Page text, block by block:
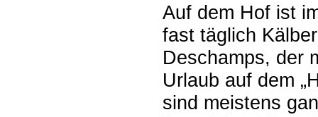
Auf dem Hof ist
fast täglich
Deschamps, der
Urlaub auf dem
sind meistens